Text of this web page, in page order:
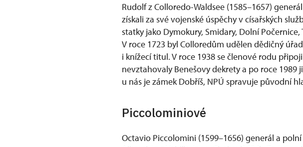
Rudolf z Colloredo-Waldsee (1585–1657)
získali za své vojenské úspěchy v císařských
statky jako Dymokury, Smidary, Dolní
V roce 1723 byl Colloredům udělen dědičný
i knížecí titul. V roce 1938 se členové rodu
nevztahovaly Benešovy dekrety a po roce
u nás je zámek Dobříš, NPÚ spravuje původní
Piccolominiové
Octavio Piccolomini (1599–1656) generál a